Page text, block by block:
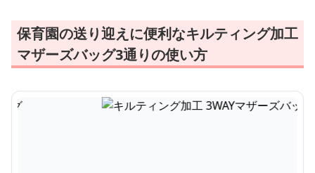
保育園の送り迎えに便利なキルティング加工
マザーズバッグ3通りの使い方